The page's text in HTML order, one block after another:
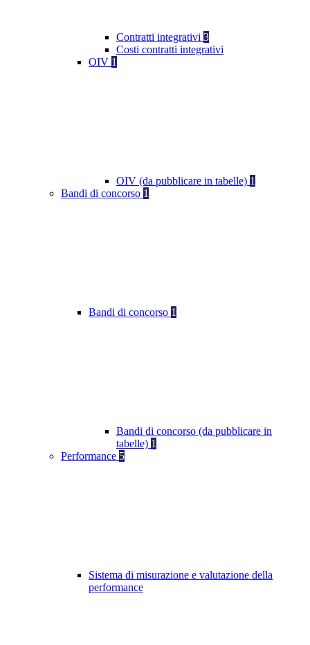
Contratti integrativi 3
Costi contratti integrativi
OIV 1
OIV (da pubblicare in tabelle) 1
Bandi di concorso 1
Bandi di concorso 1
Bandi di concorso (da pubblicare in
tabelle) 1
Performance 5
Sistema di misurazione e valutazione della
performance